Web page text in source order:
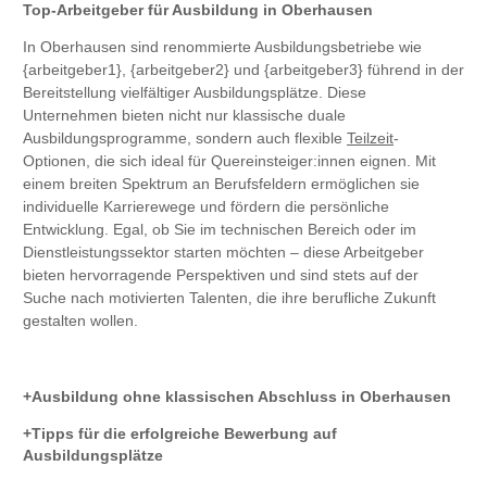
Top-Arbeitgeber für Ausbildung in Oberhausen
In Oberhausen sind renommierte Ausbildungsbetriebe wie
{arbeitgeber1}, {arbeitgeber2} und {arbeitgeber3} führend in der
Bereitstellung vielfältiger Ausbildungsplätze. Diese
Unternehmen bieten nicht nur klassische duale
Ausbildungsprogramme, sondern auch flexible Teilzeit-
Optionen, die sich ideal für Quereinsteiger:innen eignen. Mit
einem breiten Spektrum an Berufsfeldern ermöglichen sie
individuelle Karrierewege und fördern die persönliche
Entwicklung. Egal, ob Sie im technischen Bereich oder im
Dienstleistungssektor starten möchten – diese Arbeitgeber
bieten hervorragende Perspektiven und sind stets auf der
Suche nach motivierten Talenten, die ihre berufliche Zukunft
gestalten wollen.
Ausbildung ohne klassischen Abschluss in Oberhausen
Tipps für die erfolgreiche Bewerbung auf
Ausbildungsplätze